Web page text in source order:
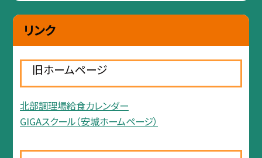
リンク
旧ホームページ
北部調理場給食カレンダー
GIGAスクール（安城ホームページ）